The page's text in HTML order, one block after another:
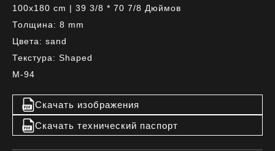
100x180 cm | 39 3/8 * 70 7/8 Дюймов
Толщина: 8 mm
Цвета: sand
Текстура: Shaped
M-94
Скачать изображения
Скачать технический паспорт